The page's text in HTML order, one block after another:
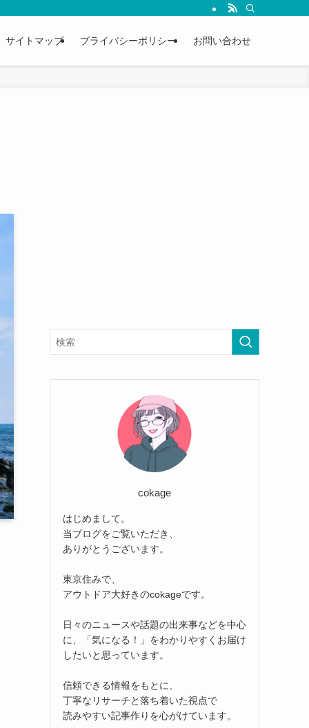
サイトマップ プライバシーポリシー お問い合わせ
cokage
はじめまして。
当ブログをご覧いただき、
ありがとうございます。
東京住みで、
アウトドア大好きのcokageです。
日々のニュースや話題の出来事などを中心
に、「気になる！」をわかりやすくお届け
したいと思っています。
信頼できる情報をもとに、
丁寧なリサーチと落ち着いた視点で
読みやすい記事作りを心がけています。